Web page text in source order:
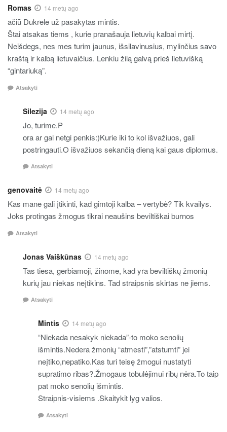
Romas 14 metų ago
ačiū Dukrele už pasakytas mintis.
Štai atsakas tiems , kurie pranašauja lietuvių kalbai mirtį.
Neišdegs, nes mes turim jaunus, išsilavinusius, mylinčius savo
kraštą ir kalbą lietuvaičius. Lenkiu žilą galvą prieš lietuvišką
“gintariuką”.
Atsakyti
Silezija 14 metų ago
Jo, turime.P
ora ar gal netgi penkis:)Kurie iki to kol išvažiuos, gali
postringauti.O išvažiuos sekančią dieną kai gaus diplomus.
Atsakyti
genovaitė 14 metų ago
Kas mane gali įtikinti, kad gimtoji kalba – vertybė? Tik kvailys.
Joks protingas žmogus tikrai neaušins beviltiškai burnos
Atsakyti
Jonas Vaiškūnas 14 metų ago
Tas tiesa, gerbiamoji, žinome, kad yra beviltiškų žmonių
kurių jau niekas neįtikins. Tad straipsnis skirtas ne jiems.
Atsakyti
Mintis 14 metų ago
“Niekada nesakyk niekada”-to moko senolių
išmintis.Nedera žmonių “atmesti”,”atstumti” jei
neįtiko,nepatiko.Kas turi teisę žmogui nustatyti
supratimo ribas?.Žmogaus tobulėjimui ribų nėra.To taip
pat moko senolių išmintis.
Straipnis-visiems .Skaitykit lyg valios.
Atsakyti